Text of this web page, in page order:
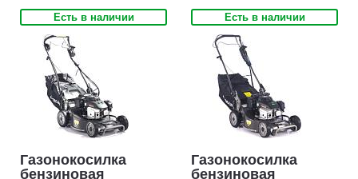
Есть в наличии
Газонокосилка
бензиновая
Есть в наличии
Газонокосилка
бензиновая